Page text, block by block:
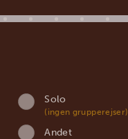
Solo
(ingen grupperejser)
Andet